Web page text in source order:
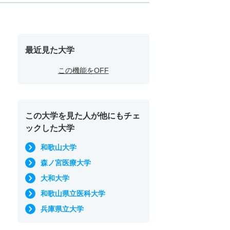
最近見た大学
この機能をOFF
この大学を見た人が他にもチェ
ックした大学
和歌山大学
森ノ宮医療大学
大和大学
和歌山県立医科大学
兵庫県立大学